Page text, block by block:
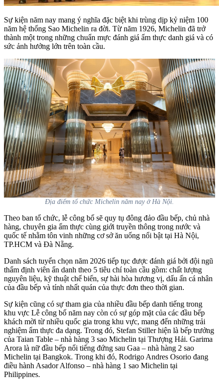
Sự kiện năm nay mang ý nghĩa đặc biệt khi trùng dịp kỷ niệm 100
năm hệ thống Sao Michelin ra đời. Từ năm 1926, Michelin đã trở
thành một trong những chuẩn mực đánh giá ẩm thực danh giá và có
sức ảnh hưởng lớn trên toàn cầu.
Địa điểm tổ chức Michelin năm nay ở Hà Nội.
Theo ban tổ chức, lễ công bố sẽ quy tụ đông đảo đầu bếp, chủ nhà
hàng, chuyên gia ẩm thực cùng giới truyền thông trong nước và
quốc tế nhằm tôn vinh những cơ sở ăn uống nổi bật tại Hà Nội,
TP.HCM và Đà Nẵng.
Danh sách tuyển chọn năm 2026 tiếp tục được đánh giá bởi đội ngũ
thẩm định viên ẩn danh theo 5 tiêu chí toàn cầu gồm: chất lượng
nguyên liệu, kỹ thuật chế biến, sự hài hòa hương vị, dấu ấn cá nhân
của đầu bếp và tính nhất quán của thực đơn theo thời gian.
Sự kiện cũng có sự tham gia của nhiều đầu bếp danh tiếng trong
khu vực Lễ công bố năm nay còn có sự góp mặt của các đầu bếp
khách mời từ nhiều quốc gia trong khu vực, mang đến những trải
nghiệm ẩm thực đa dạng. Trong đó, Stefan Stiller hiện là bếp trưởng
của Taian Table – nhà hàng 3 sao Michelin tại Thượng Hải. Garima
Arora là nữ đầu bếp nổi tiếng đứng sau Gaa – nhà hàng 2 sao
Michelin tại Bangkok. Trong khi đó, Rodrigo Andres Osorio đang
điều hành Asador Alfonso – nhà hàng 1 sao Michelin tại
Philippines.